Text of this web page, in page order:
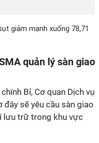
giảm mạnh xuống 78,71
quản lý sàn giao
Bỉ, Cơ quan Dịch vụ
đây sẽ yêu cầu sàn giao
lưu trữ trong khu vực